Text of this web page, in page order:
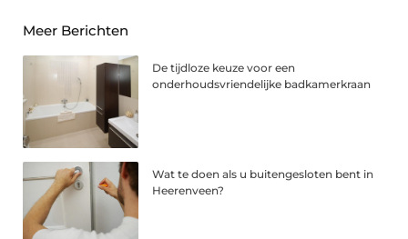
Meer Berichten
De tijdloze keuze voor een
onderhoudsvriendelijke badkamerkraan
Wat te doen als u buitengesloten bent in
Heerenveen?